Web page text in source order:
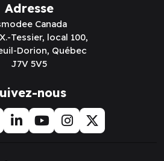
Adresse
Canada
Tessier, local 100,
Dorion, Québec
J7V 5V5
nous